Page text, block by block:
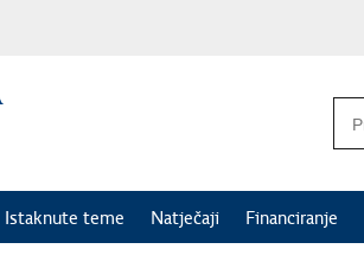
Istaknute teme Natječaji Financiranje